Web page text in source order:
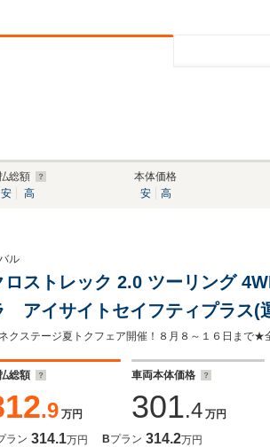
総額
安
高
本体価格
安
高
ル
ロストレック 2.0 ツーリング
アイサイトセイフティプラス(
ー シートヒーター ETC
禁煙車
総額
.9 万円
車両本体価格
301.4 万円
ラン 314.1万円 Bプラン 314.2万円